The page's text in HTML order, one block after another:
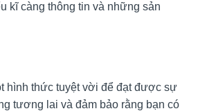
kĩ càng thông tin và những sản
hình thức tuyệt vời để đạt được sự
tương lai và đảm bảo rằng bạn có